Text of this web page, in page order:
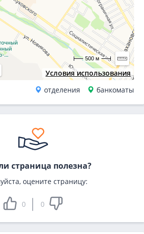
Условия использования
500 м
отделения банкоматы
страница полезна?
оцените страницу:
0 0